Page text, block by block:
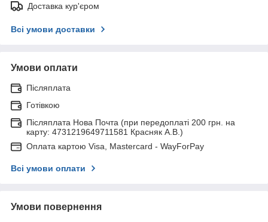
Доставка кур'єром
Всі умови доставки
Умови оплати
Післяплата
Готівкою
Післяплата Нова Почта (при передоплаті 200 грн. на
карту: 4731219649711581 Красняк А.В.)
Оплата картою Visa, Mastercard - WayForPay
Всі умови оплати
Умови повернення